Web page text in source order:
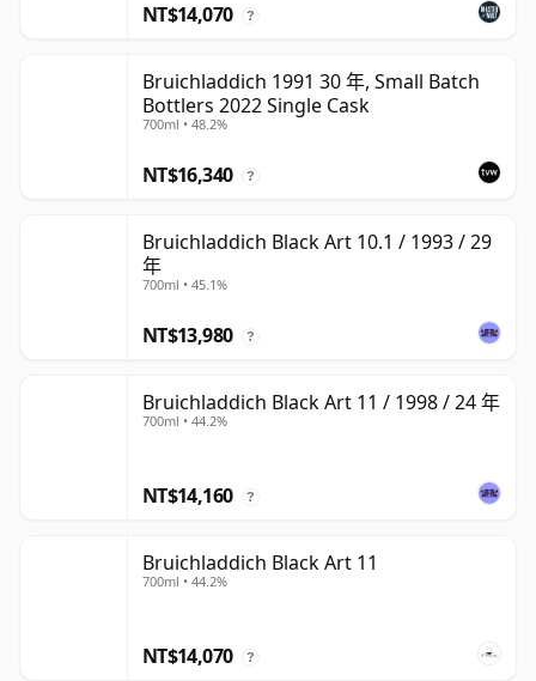
NT$14,070 ?
Bruichladdich 1991 30 年, Small Batch
Bottlers 2022 Single Cask
700ml • 48.2%
NT$16,340 ?
Bruichladdich Black Art 10.1 / 1993 / 29
年
700ml • 45.1%
NT$13,980 ?
Bruichladdich Black Art 11 / 1998 / 24 年
700ml • 44.2%
NT$14,160 ?
Bruichladdich Black Art 11
700ml • 44.2%
NT$14,070 ?